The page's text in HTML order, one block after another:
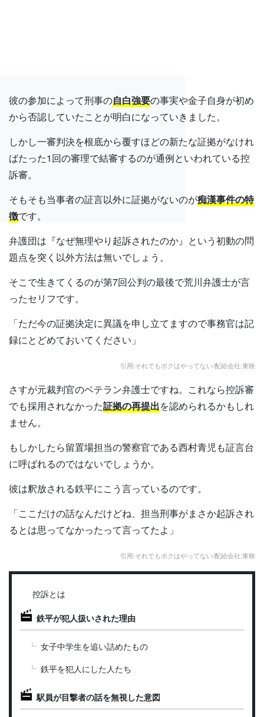
彼の参加によって刑事の自白強要の事実や金子自身が初め
から否認していたことが明白になっていきました。
しかし一審判決を根底から覆すほどの新たな証拠がなけれ
ばたった1回の審理で結審するのが通例といわれている控
訴審。
そもそも当事者の証言以外に証拠がないのが痴漢事件の特
徴です。
弁護団は『なぜ無理やり起訴されたのか』という初動の問
題点を突く以外方法は無いでしょう。
そこで生きてくるのが第7回公判の最後で荒川弁護士が言
ったセリフです。
「ただ今の証拠決定に異議を申し立てますので事務官は記
録にとどめておいてください」
引用:それでもボクはやってない/配給会社:東映
さすが元裁判官のベテラン弁護士ですね。これなら控訴審
でも採用されなかった証拠の再提出を認められるかもしれ
ません。
もしかしたら留置場担当の警察官である西村青児も証言台
に呼ばれるのではないでしょうか。
彼は釈放される鉄平にこう言っているのです。
「ここだけの話なんだけどね、担当刑事がまさか起訴され
るとは思ってなかったって言ってたよ」
引用:それでもボクはやってない/配給会社:東映
控訴とは
鉄平が犯人扱いされた理由
女子中学生を追い詰めたもの
鉄平を犯人にした人たち
駅員が目撃者の話を無視した意図